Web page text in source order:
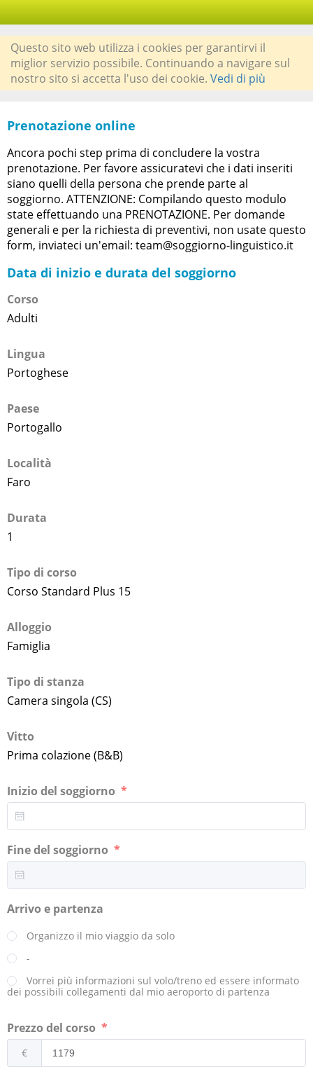
Questo sito web utilizza i cookies per garantirvi il
miglior servizio possibile. Continuando a navigare sul
nostro sito si accetta l'uso dei cookie. Vedi di più
Prenotazione online
Ancora pochi step prima di concludere la vostra
prenotazione. Per favore assicuratevi che i dati inseriti
siano quelli della persona che prende parte al
soggiorno. ATTENZIONE: Compilando questo modulo
state effettuando una PRENOTAZIONE. Per domande
generali e per la richiesta di preventivi, non usate questo
form, inviateci un'email: team@soggiorno-linguistico.it
Data di inizio e durata del soggiorno
Corso
Adulti
Lingua
Portoghese
Paese
Portogallo
Località
Faro
Durata
1
Tipo di corso
Corso Standard Plus 15
Alloggio
Famiglia
Tipo di stanza
Camera singola (CS)
Vitto
Prima colazione (B&B)
Inizio del soggiorno
Fine del soggiorno
Arrivo e partenza
Organizzo il mio viaggio da solo
-
Vorrei più informazioni sul volo/treno ed essere informato
dei possibili collegamenti dal mio aeroporto di partenza
Prezzo del corso
€